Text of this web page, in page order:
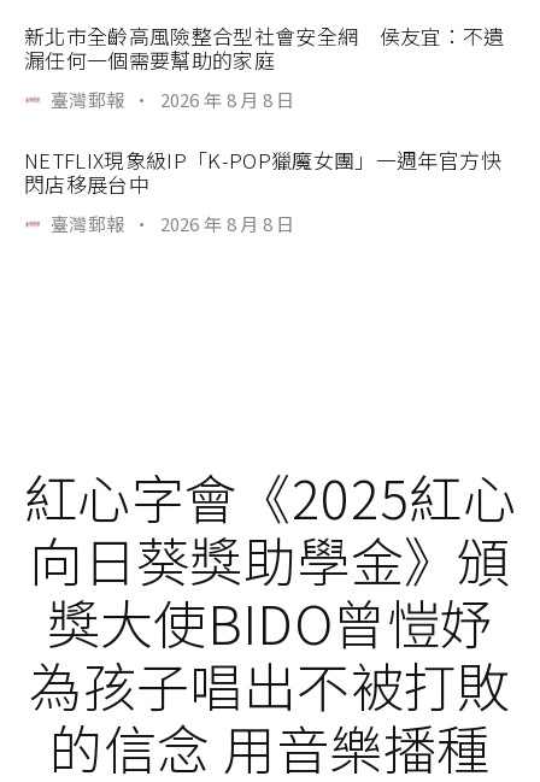
新北市全齡高風險整合型社會安全網 侯友宜：不遺
漏任何一個需要幫助的家庭
臺灣郵報 · 2026 年 8 月 8 日
NETFLIX現象級IP「K-POP獵魔女團」一週年官方快
閃店移展台中
臺灣郵報 · 2026 年 8 月 8 日
紅心字會《2025紅心
向日葵獎助學金》頒
獎大使BIDO曾愷妤
為孩子唱出不被打敗
的信念 用音樂播種